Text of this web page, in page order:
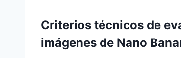
Criterios técnicos de
imágenes de Nano